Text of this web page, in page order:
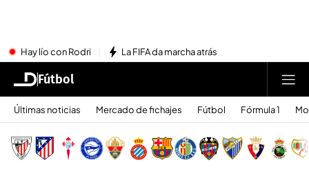
Hay lío con Rodri La FIFA da marcha atrás
Fútbol
Últimas noticias Mercado de fichajes Fútbol Fórmula 1